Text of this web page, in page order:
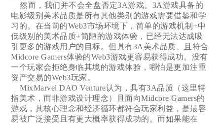
然而，我们并不会全盘否定3A游戏。3A游戏具备的
电影级别美术品质是所有其他类别的游戏需要借鉴和学
习的。在当前的Web3市场环境下，简单的游戏机制+中
低级别的美术品质+简陋的游戏体验，已经无法达成吸
引更多的游戏用户的目标。但具有3A美术品质、且符合
Midcore Gamers体验的Web3游戏更容易获得成功。没有
一个玩家会拒绝身临其境的游戏体验，哪怕是更加注重
资产交易的Web3玩家。
MixMarvel DAO Venture认为，具有3A品质（这里特
指美术，而非游戏设计理念）且面向Midcore Gamers的
游戏，其核心理念和经济循环都符合玩家利益，是最容
易被广泛接受且有更大概率获得成功的。而如果能在